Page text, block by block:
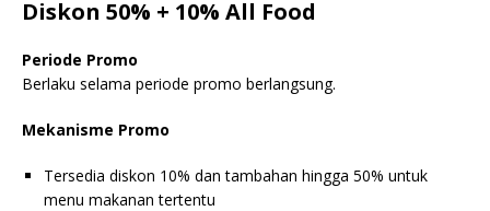
Diskon 50% + 10% All Food
Periode Promo
Berlaku selama periode promo berlangsung.
Mekanisme Promo
Tersedia diskon 10% dan tambahan hingga 50% untuk
menu makanan tertentu